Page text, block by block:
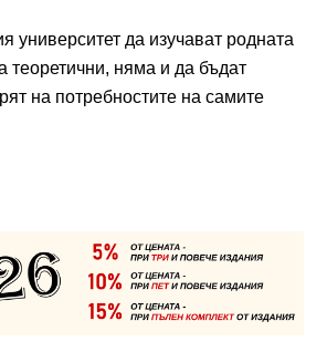
университет да изучават родната
теоретични, няма и да бъдат
на потребностите на самите